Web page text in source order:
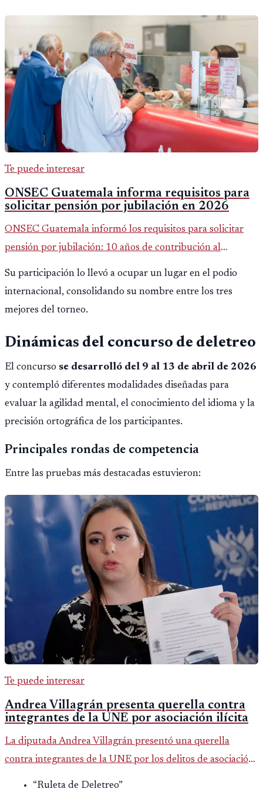
Te puede interesar
ONSEC Guatemala informa requisitos para
solicitar pensión por jubilación en 2026
ONSEC Guatemala informó los requisitos para solicitar
pensión por jubilación: 10 años de contribución al
Montepío y 50 años de edad, o 20 años de servicio sin
importar edad.
Su participación lo llevó a ocupar un lugar en el podio
internacional, consolidando su nombre entre los tres
mejores del torneo.
Dinámicas del concurso de deletreo
El concurso se desarrolló del 9 al 13 de abril de 2026
y contempló diferentes modalidades diseñadas para
evaluar la agilidad mental, el conocimiento del idioma y la
precisión ortográfica de los participantes.
Principales rondas de competencia
Entre las pruebas más destacadas estuvieron:
Te puede interesar
Andrea Villagrán presenta querella contra
integrantes de la UNE por asociación ilícita
La diputada Andrea Villagrán presentó una querella
contra integrantes de la UNE por los delitos de asociación
ilícita, terrorismo y sedición.
“Ruleta de Deletreo”